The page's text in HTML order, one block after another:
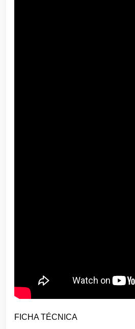
FICHA TÉCNICA